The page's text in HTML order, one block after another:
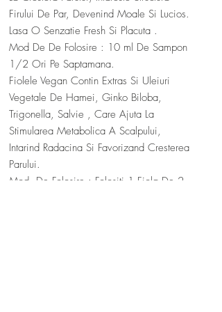
Firului De Par, Devenind Moale Si Lucios.
Lasa O Senzatie Fresh Si Placuta .
Mod De De Folosire : 10 ml De Sampon
1/2 Ori Pe Saptamana.
Fiolele Vegan Contin Extras Si Uleiuri
Vegetale De Hamei, Ginko Biloba,
Trigonella, Salvie , Care Ajuta La
Stimularea Metabolica A Scalpului,
Intarind Radacina Si Favorizand Cresterea
Parului.
Mod. De Folosire : Folositi 1 Fiola De 2